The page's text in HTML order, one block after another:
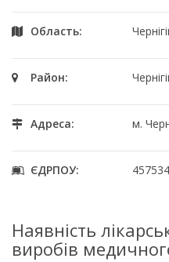
Область:
Район:
Адреса: м.
ЄДРПОУ:
Наявність
виробів